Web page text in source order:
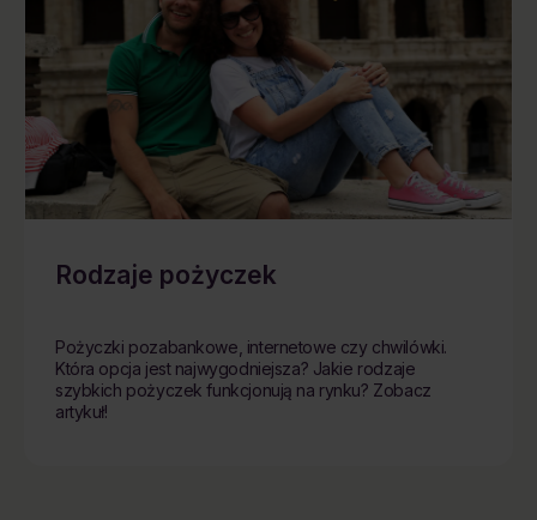
Rodzaje pożyczek
Pożyczki pozabankowe, internetowe czy chwilówki.
Która opcja jest najwygodniejsza? Jakie rodzaje
szybkich pożyczek funkcjonują na rynku? Zobacz
artykuł!